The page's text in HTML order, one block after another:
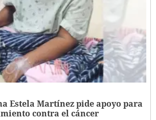
Estela Martínez pide apoyo para
contra el cáncer